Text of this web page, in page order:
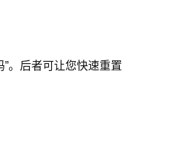
”。后者可让您快速重置